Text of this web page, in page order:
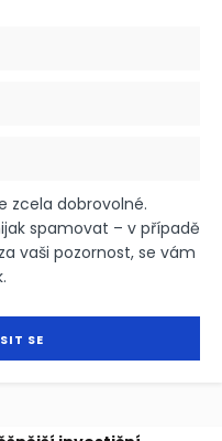
zcela dobrovolné.
spamovat – v případě
vaši pozornost, se vám